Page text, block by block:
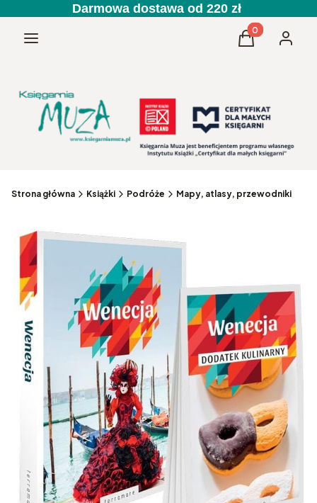
Darmowa dostawa od 220 zł
Menu Produkty w
Koszyk
Strona główna Książki Podróże Mapy, atlasy, przewodniki